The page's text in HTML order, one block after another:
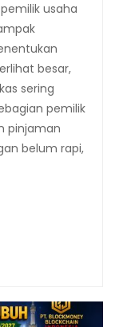
usaha
besar,
sering
pemilik
pinjaman
belum rapi,